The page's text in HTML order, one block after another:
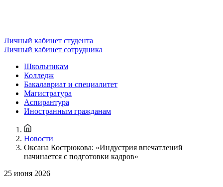
Личный кабинет студента
Личный кабинет сотрудника
Школьникам
Колледж
Бакалавриат и специалитет
Магистратура
Аспирантура
Иностранным гражданам
Новости
Оксана Кострюкова: «Индустрия впечатлений
начинается с подготовки кадров»
25 июня 2026